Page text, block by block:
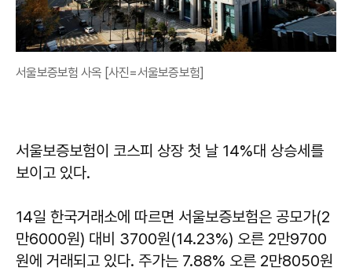
서울보증보험 사옥 [사진=서울보증보험]
서울보증보험이 코스피 상장 첫 날 14%대 상승세를
보이고 있다.
14일 한국거래소에 따르면 서울보증보험은 공모가(2
만6000원) 대비 3700원(14.23%) 오른 2만9700
원에 거래되고 있다. 주가는 7.88% 오른 2만8050원